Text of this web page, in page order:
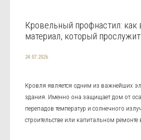
Кровельный профнастил: как
материал, который
24.07.2026
Кровля является одним из важнейших
здания. Именно она защищает дом от
перепадов температур и солнечного
строительстве или капитальном ремонте